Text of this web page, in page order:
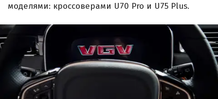
моделями: кроссоверами U70 Pro и U75 Plus.